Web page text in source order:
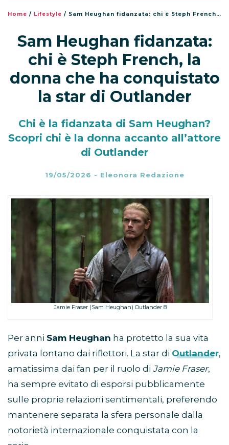
Home / Lifestyle / Sam Heughan fidanzata: chi è Steph French, la donna che ha conquistato la star di Outlander
Sam Heughan fidanzata:
chi è Steph French, la
donna che ha conquistato
la star di Outlander
Chi è la fidanzata di Sam Heughan?
Scopri chi è la donna accanto all’attore
di Outlander
19/05/2026 - Eleonora Redazione
Jamie Fraser (Sam Heughan) Outlander 8
Per anni Sam Heughan ha protetto la sua vita
privata lontano dai riflettori. La star di Outlander,
amatissima dai fan per il ruolo di Jamie Fraser,
ha sempre evitato di esporsi pubblicamente
sulle proprie relazioni sentimentali, preferendo
mantenere separata la sfera personale dalla
notorietà internazionale conquistata con la